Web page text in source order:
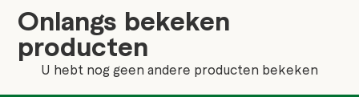
Onlangs bekeken
producten
U hebt nog geen andere producten bekeken